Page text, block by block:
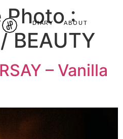
DIARY ABOUT
Photo :
BEAUTY
– Vanilla